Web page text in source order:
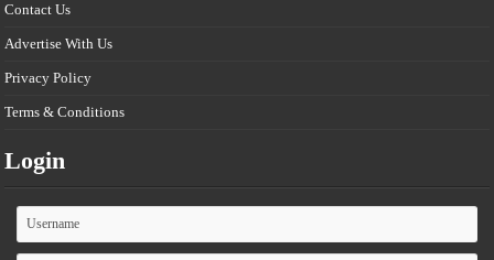
Contact Us
Advertise With Us
Privacy Policy
Terms & Conditions
Login